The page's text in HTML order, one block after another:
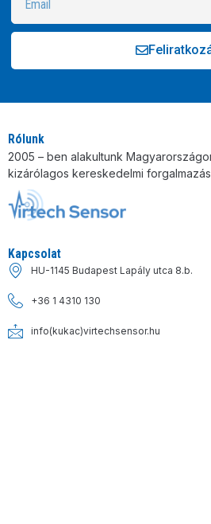
Rólunk
2005 – ben alakultunk
kizárólagos kereskedelmi
Kapcsolat
HU-1145 Budapest Lapály utca 8.b.
+36 1 4310 130
info(kukac)virtechsensor.hu